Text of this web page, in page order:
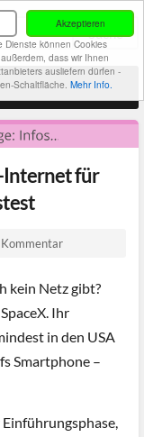
Akzeptieren
Dienste können Cookies
dass wir Ihnen
ausliefern dürfen -
Schaltfläche. Mehr Info.
Internet für
kein Netz gibt?
Ihr
in den USA
Smartphone –